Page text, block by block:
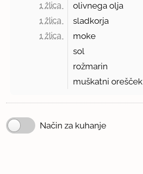
1 žlica olivnega olja
1 žlica sladkorja
1 žlica
moke
sol
rožmarin
muškatni orešček
Način za kuhanje